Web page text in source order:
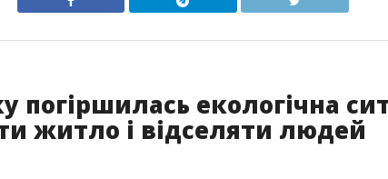
погіршилась екологічна
житло і відселяти людей